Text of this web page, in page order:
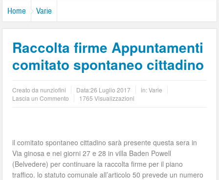
Home Varie
Raccolta firme Appuntamenti
comitato spontaneo cittadino
Creato da nunziofini Data:26 Luglio 2017 in:Varie
Lascia un Commento
1765 Visualizzazioni
il comitato spontaneo cittadino sarà presente questa sera in
Via ginosa e nei giorni 27 e 28 in villa Baden Powell
(Belvedere) per continuare la raccolta firme per il piano
traffico. lo statuto comunale all’articolo 50 prevede un numero